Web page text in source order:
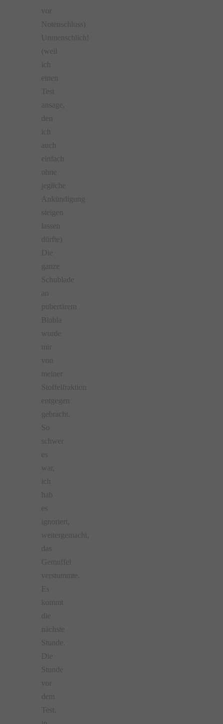
vor
Notenschluss)
Unmenschlich!
(weil
ich
einen
Test
ansage,
den
ich
auch
einfach
ohne
jegliche
Ankündigung
steigen
lassen
dürfte)
Die
ganze
Schublade
an
pubertärem
Blabla
wurde
mir
von
meiner
Stoffelfraktion
entgegen
gebracht.
So
schwer
es
war,
ich
hab
es
ignoriert,
weitergemacht,
das
Gemuffel
verstummte.
Es
kommt
die
nächste
Stunde.
Die
Stunde
vor
dem
Test,